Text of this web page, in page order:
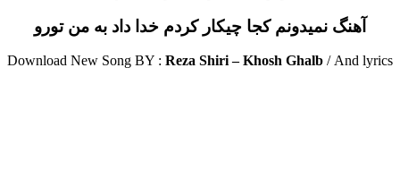
آهنگ نمیدونم کجا چیکار کردم خدا داد به من تورو
Download New Song BY : Reza Shiri – Khosh Ghalb / And lyrics